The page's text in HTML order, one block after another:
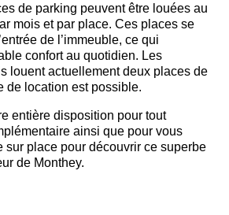
de parking peuvent être louées au
mois et par place. Ces places se
de l’immeuble, ce qui
confort au quotidien. Les
louent actuellement deux places de
de location est possible.
entière disposition pour tout
ainsi que pour vous
sur place pour découvrir ce superbe
de Monthey.